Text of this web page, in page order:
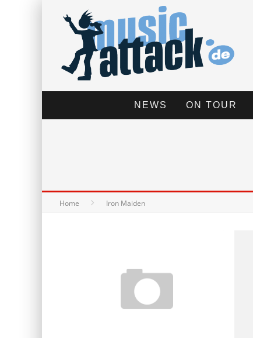
NEWS ON TOUR
Home Iron Maiden